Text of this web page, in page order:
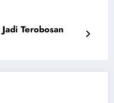
Terobosan